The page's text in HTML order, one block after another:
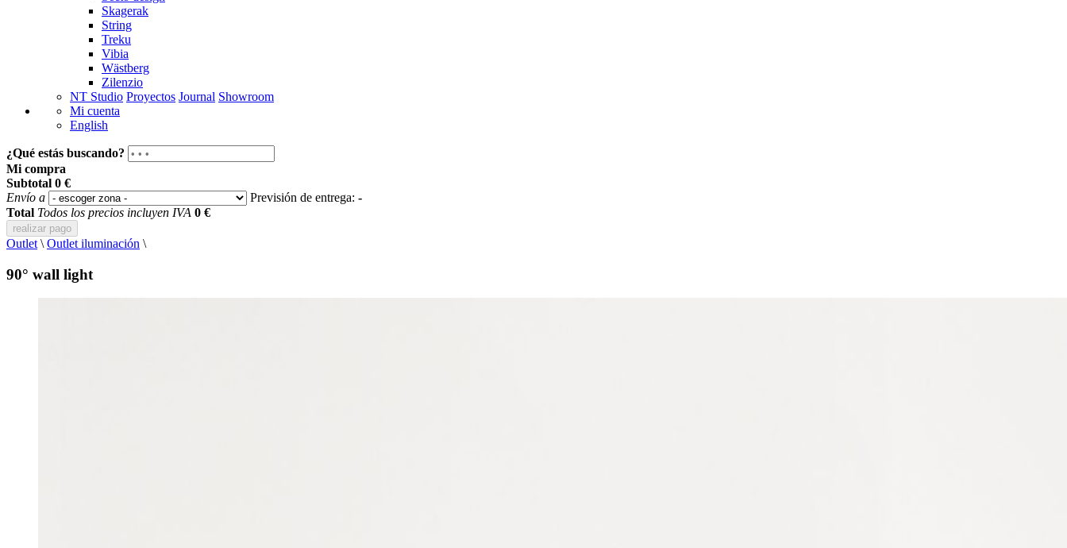
Skagerak
String
Treku
Vibia
Wästberg
Zilenzio
NT Studio Proyectos Journal Showroom
Mi cuenta
English
¿Qué estás buscando?
Mi compra
Subtotal 0 €
Envío a
Previsión de entrega: -
Total Todos los precios incluyen IVA 0 €
realizar pago
Outlet \ Outlet iluminación \
90° wall light